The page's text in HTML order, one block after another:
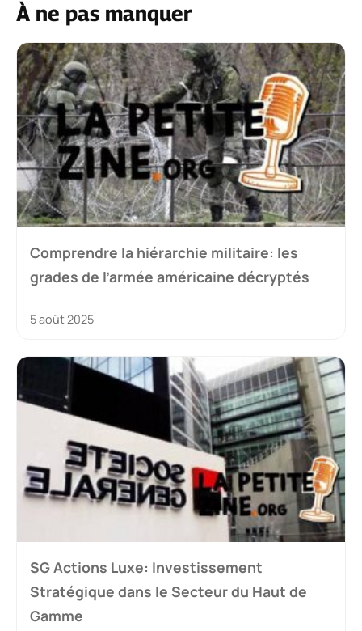
À ne pas manquer
Comprendre la hiérarchie militaire: les
grades de l’armée américaine décryptés
5 août 2025
SG Actions Luxe: Investissement
Stratégique dans le Secteur du Haut de
Gamme